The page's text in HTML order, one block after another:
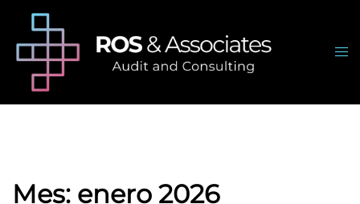
contenido
Mes: enero 2026